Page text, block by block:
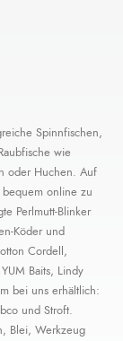
Spinnfischen,
wie
oder Huchen. Auf
online zu
Perlmutt-Blinker
Köder und
Cordell,
Baits, Lindy
bei uns erhältlich:
und Stroft.
Blei, Werkzeug